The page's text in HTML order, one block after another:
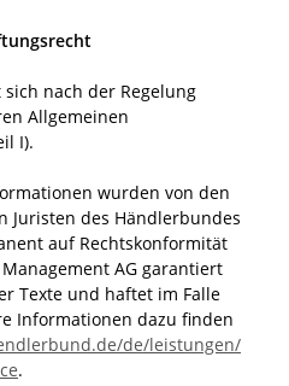
nach der Regelung
Allgemeinen
I).
wurden von den
Juristen des Händlerbundes
auf Rechtskonformität
AG garantiert
Texte und haftet im Falle
Informationen dazu finden
de/leistungen/
.